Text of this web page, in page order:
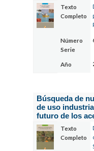
Texto
Completo
Número
Serie
Año
Búsqueda de
de uso
futuro de los
Texto
Completo